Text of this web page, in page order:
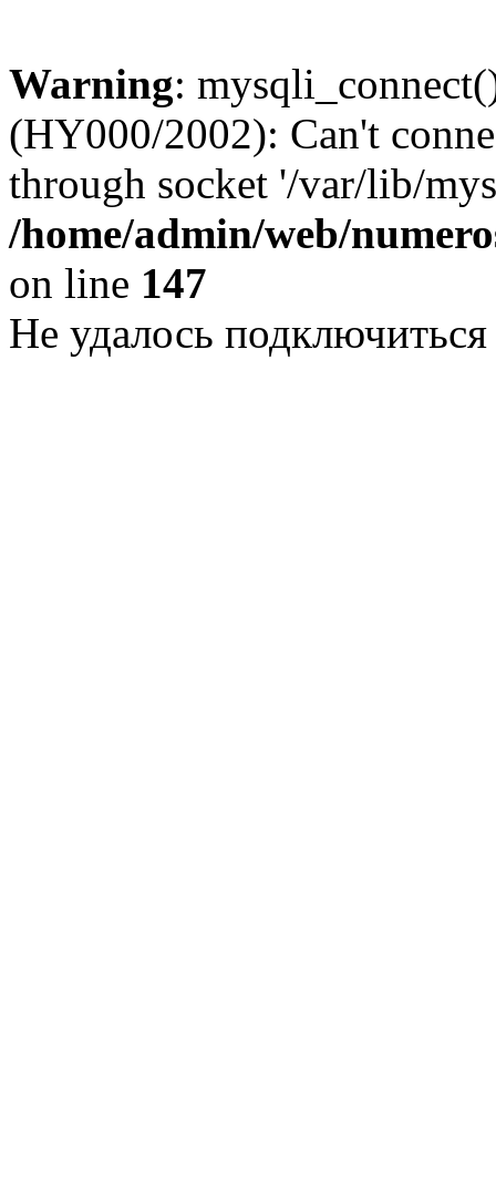
Warning:
(HY000/2002): Can't
through socket '/var/lib/
/home/admin/web/
on line 147
Не удалось